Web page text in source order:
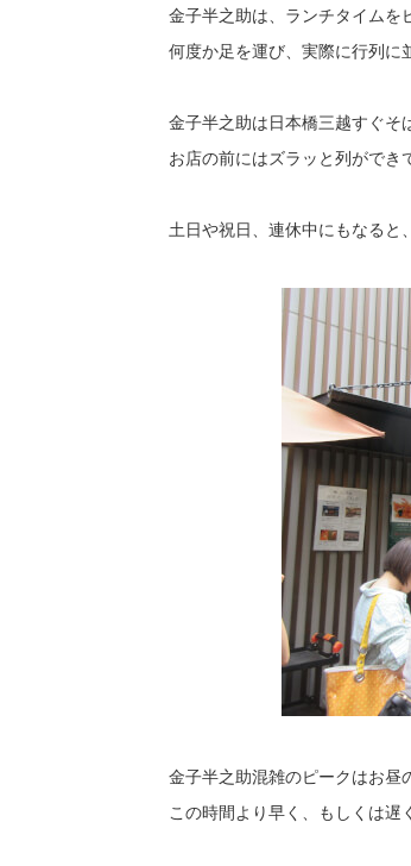
金子半之助は、ランチタイムを
何度か足を運び、実際に行列に
金子半之助は日本橋三越すぐそ
お店の前にはズラッと列ができ
土日や祝日、連休中にもなると
金子半之助混雑のピークはお昼
この時間より早く、もしくは遅